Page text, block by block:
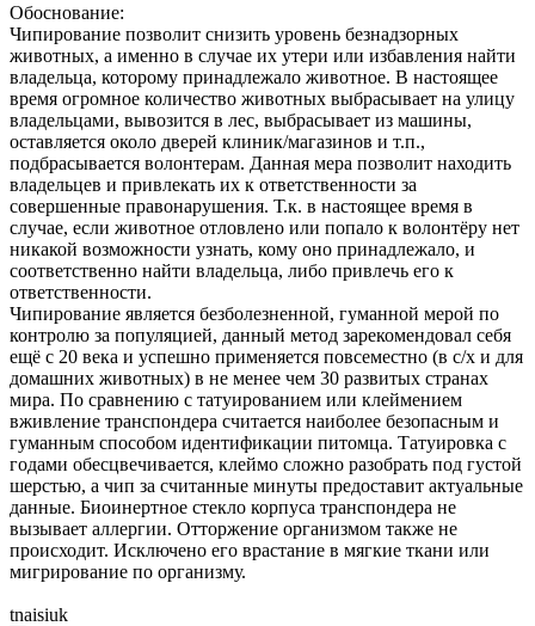
Обоснование:
Чипирование позволит снизить уровень безнадзорных
животных, а именно в случае их утери или избавления найти
владельца, которому принадлежало животное. В настоящее
время огромное количество животных выбрасывает на улицу
владельцами, вывозится в лес, выбрасывает из машины,
оставляется около дверей клиник/магазинов и т.п.,
подбрасывается волонтерам. Данная мера позволит находить
владельцев и привлекать их к ответственности за
совершенные правонарушения. Т.к. в настоящее время в
случае, если животное отловлено или попало к волонтёру нет
никакой возможности узнать, кому оно принадлежало, и
соответственно найти владельца, либо привлечь его к
ответственности.
Чипирование является безболезненной, гуманной мерой по
контролю за популяцией, данный метод зарекомендовал себя
ещё с 20 века и успешно применяется повсеместно (в с/х и для
домашних животных) в не менее чем 30 развитых странах
мира. По сравнению с татуированием или клеймением
вживление транспондера считается наиболее безопасным и
гуманным способом идентификации питомца. Татуировка с
годами обесцвечивается, клеймо сложно разобрать под густой
шерстью, а чип за считанные минуты предоставит актуальные
данные. Биоинертное стекло корпуса транспондера не
вызывает аллергии. Отторжение организмом также не
происходит. Исключено его врастание в мягкие ткани или
мигрирование по организму.
tnaisiuk